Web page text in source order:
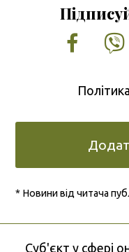
* Новини від читача
Cуб'єкт у сфері